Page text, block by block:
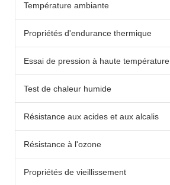
Température ambiante
Propriétés d'endurance thermique
Essai de pression à haute température
Test de chaleur humide
Résistance aux acides et aux alcalis
Résistance à l'ozone
Propriétés de vieillissement